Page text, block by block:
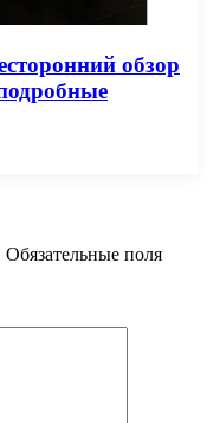
обзор
Обязательные поля